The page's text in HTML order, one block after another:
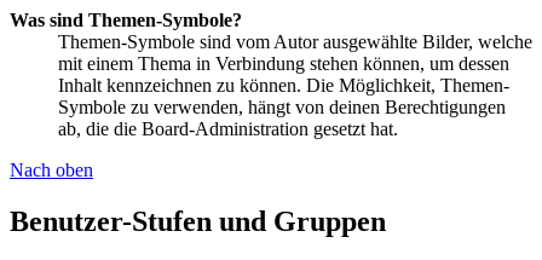
Was sind Themen-Symbole?
Themen-Symbole sind vom Autor ausgewählte Bilder, welche
mit einem Thema in Verbindung stehen können, um dessen
Inhalt kennzeichnen zu können. Die Möglichkeit, Themen-
Symbole zu verwenden, hängt von deinen Berechtigungen
ab, die die Board-Administration gesetzt hat.
Nach oben
Benutzer-Stufen und Gruppen